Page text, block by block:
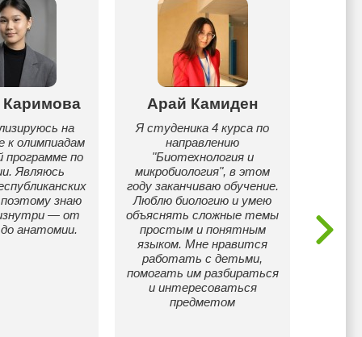
на
к олимпиадам
программе по
Являюсь
знаю
— от
анатомии.
Арай Камиден
Я студеника 4 курса по
направлению
"Биотехнология и
микробиология", в этом
году заканчиваю обучение.
Люблю биологию и умею
объяснять сложные темы
простым и понятным
языком. Мне нравится
работать с детьми,
помогать им разбираться
и интересоваться
предметом